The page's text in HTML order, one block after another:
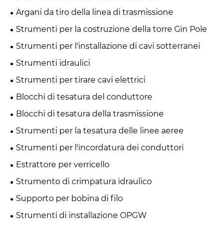
Argani da tiro della linea di trasmissione
Strumenti per la costruzione della torre Gin Pole
Strumenti per l'installazione di cavi sotterranei
Strumenti idraulici
Strumenti per tirare cavi elettrici
Blocchi di tesatura del conduttore
Blocchi di tesatura della trasmissione
Strumenti per la tesatura delle linee aeree
Strumenti per l'incordatura dei conduttori
Estrattore per verricello
Strumento di crimpatura idraulico
Supporto per bobina di filo
Strumenti di installazione OPGW